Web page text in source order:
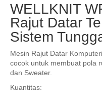
WELLKNIT
Rajut Datar
Sistem
Mesin Rajut Datar
cocok untuk membuat pola
dan Sweater.
Kuantitas: